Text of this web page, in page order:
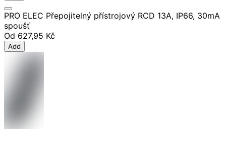
PRO ELEC Přepojitelný přístrojový RCD 13A, IP66, 30mA
spoušť
Od 627,95 Kč
Add